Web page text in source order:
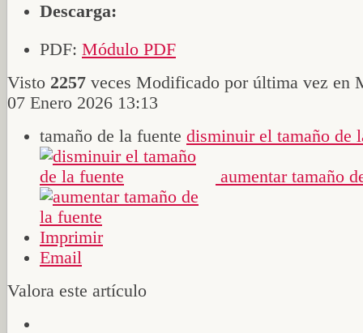
Descarga:
PDF: Módulo PDF
Visto 2257 veces Modificado por última vez en
07 Enero 2026 13:13
tamaño de la fuente disminuir el tamaño de
aumentar tamaño
Imprimir
Email
Valora este artículo